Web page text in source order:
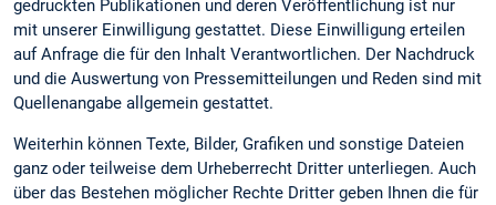
gedruckten Publikationen und deren Veröffentlichung ist nur
mit unserer Einwilligung gestattet. Diese Einwilligung erteilen
auf Anfrage die für den Inhalt Verantwortlichen. Der Nachdruck
und die Auswertung von Pressemitteilungen und Reden sind mit
Quellenangabe allgemein gestattet.
Weiterhin können Texte, Bilder, Grafiken und sonstige Dateien
ganz oder teilweise dem Urheberrecht Dritter unterliegen. Auch
über das Bestehen möglicher Rechte Dritter geben Ihnen die für